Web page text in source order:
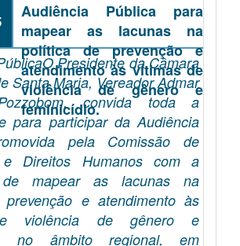
Audiência Pública para
mapear as lacunas na
política de prevenção e
atendimento às vítimas de
violência de gênero e
feminicídio.
Presidente da Câmara
Santa Maria, Vereador Admar
convida toda a
para participar da Audiência
pela Comissão de
e Direitos Humanos com a
de mapear as lacunas na
e atendimento às
violência de gênero e
no âmbito regional, em